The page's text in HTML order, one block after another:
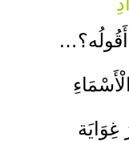
غِوَايَة